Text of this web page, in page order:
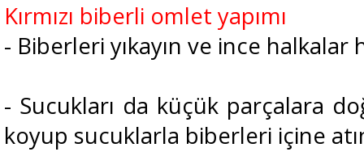
Kırmızı biberli omlet yapımı
- Biberleri yıkayın ve ince
- Sucukları da küçük parçalara
koyup sucuklarla biberleri içine